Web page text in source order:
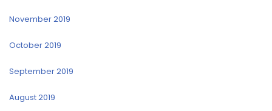
November 2019
October 2019
September 2019
August 2019